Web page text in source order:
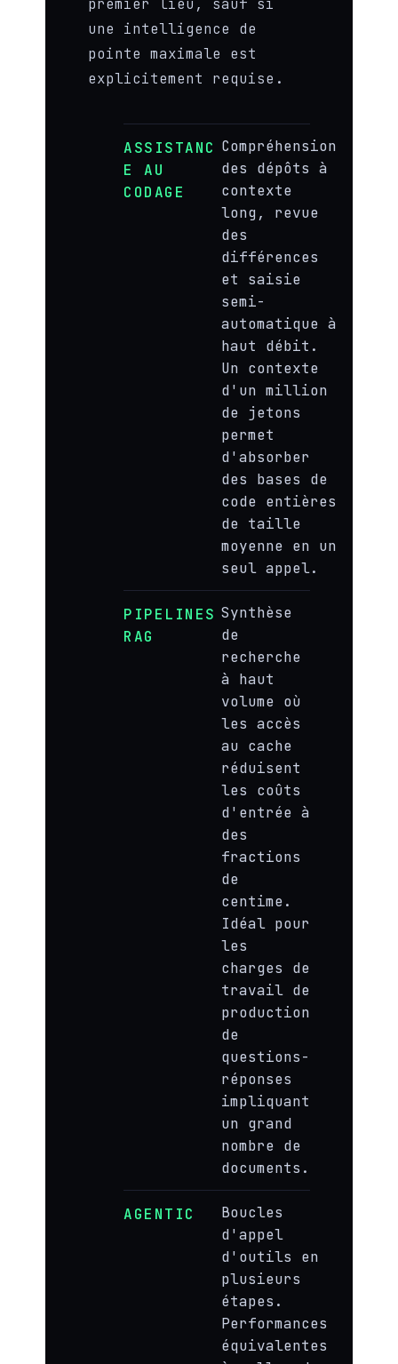
premier lieu, sauf si
une intelligence de
pointe maximale est
explicitement requise.
ASSISTANC
E AU
CODAGE
Compréhension
des dépôts à
contexte
long, revue
des
différences
et saisie
semi-
automatique à
haut débit.
Un contexte
d'un million
de jetons
permet
d'absorber
des bases de
code entières
de taille
moyenne en un
seul appel.
PIPELINES
RAG
Synthèse
de
recherche
à haut
volume où
les accès
au cache
réduisent
les coûts
d'entrée à
des
fractions
de
centime.
Idéal pour
les
charges de
travail de
production
de
questions-
réponses
impliquant
un grand
nombre de
documents.
AGENTIC
Boucles
d'appel
d'outils en
plusieurs
étapes.
Performances
équivalentes